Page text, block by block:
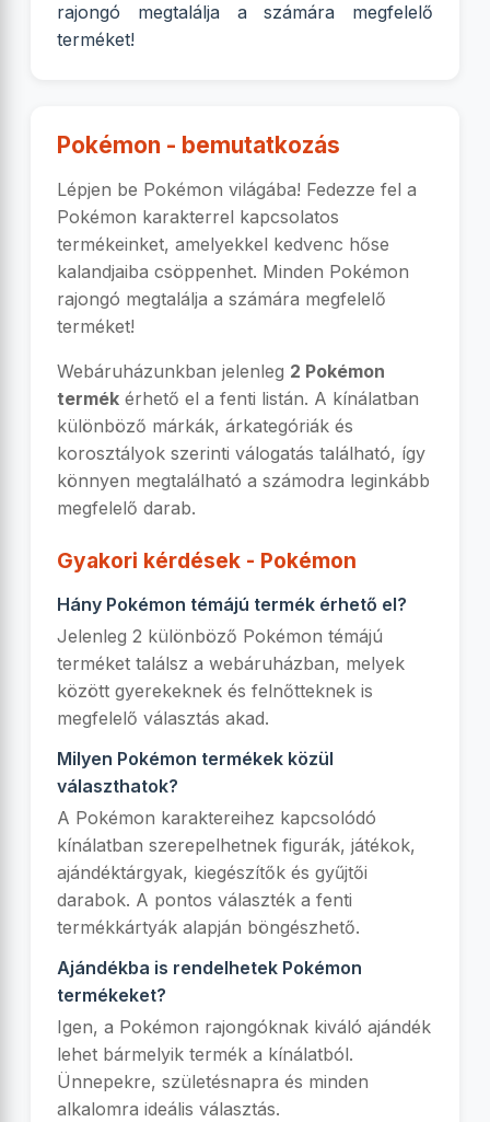
rajongó megtalálja a számára megfelelő
terméket!
Pokémon - bemutatkozás
Lépjen be Pokémon világába! Fedezze fel a
Pokémon karakterrel kapcsolatos
termékeinket, amelyekkel kedvenc hőse
kalandjaiba csöppenhet. Minden Pokémon
rajongó megtalálja a számára megfelelő
terméket!
Webáruházunkban jelenleg 2 Pokémon
termék érhető el a fenti listán. A kínálatban
különböző márkák, árkategóriák és
korosztályok szerinti válogatás található, így
könnyen megtalálható a számodra leginkább
megfelelő darab.
Gyakori kérdések - Pokémon
Hány Pokémon témájú termék érhető el?
Jelenleg 2 különböző Pokémon témájú
terméket találsz a webáruházban, melyek
között gyerekeknek és felnőtteknek is
megfelelő választás akad.
Milyen Pokémon termékek közül
választhatok?
A Pokémon karaktereihez kapcsolódó
kínálatban szerepelhetnek figurák, játékok,
ajándéktárgyak, kiegészítők és gyűjtői
darabok. A pontos választék a fenti
termékkártyák alapján böngészhető.
Ajándékba is rendelhetek Pokémon
termékeket?
Igen, a Pokémon rajongóknak kiváló ajándék
lehet bármelyik termék a kínálatból.
Ünnepekre, születésnapra és minden
alkalomra ideális választás.